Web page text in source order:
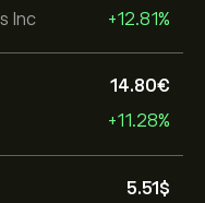
Inc
+12.81%
14.80‎€‎
+11.28%
5.51‎$‎